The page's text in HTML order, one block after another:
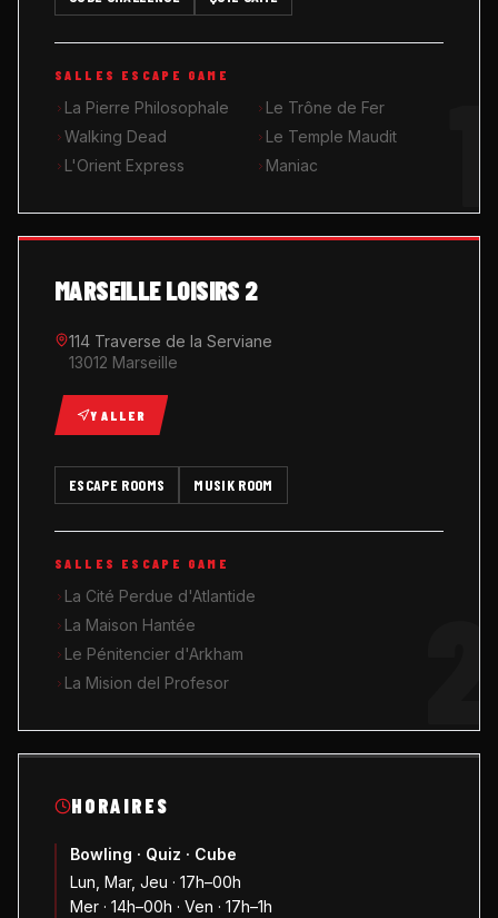
MUSIK ROOM KARAOKÉ
QUIZ GAME
SALLES ESCAPE GAME
La Pierre Philosophale
Le Trône de Fer
Walking Dead
Le Temple Maudit
L'Orient Express
Maniac
HORAIRES
Bowling · Quiz · Cube
Lun, Mar, Jeu · 17h–00h
Mer · 14h–00h · Ven · 17h–1h
MARSEILLE LOISIRS 2
114 Traverse de la Serviane
13012 Marseille
Y ALLER
ESCAPE ROOMS MUSIK ROOM
SALLES ESCAPE GAME
La Cité Perdue d'Atlantide
La Maison Hantée
Le Pénitencier d'Arkham
La Mision del Profesor